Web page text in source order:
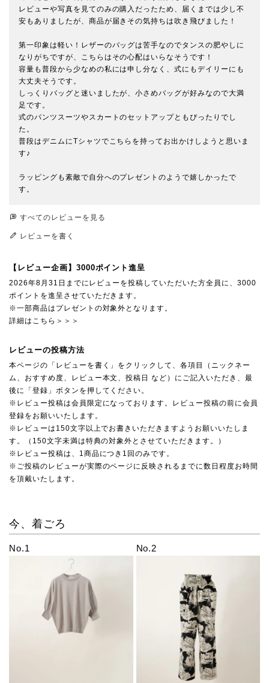
レビューや写真を見てのみの購入だったため、届くまでは少し不
安もありましたが、商品が届きその気持ちは吹き飛びました！
第一印象は軽い！レザーのバッグは苦手なのでタンスの肥やしに
なりがちですが、こちらはその心配はいらなそうです！
容量も普段から少なめの私には申し分なく、式にもデイリーにも
大丈夫そうです。
しっくりバッグと迷いましたが、小さめバッグが好みなので大満
足です。
式のパンツスーツやスカートのセットアップともぴったりでし
た。
普段はデニムにTシャツでこちらを持ってお出かけしようと思いま
す♪
ラッピングも素敵で自分へのプレゼントのようで嬉しかったで
す。
すべてのレビューを見る
レビューを書く
【レビュー企画】3000ポイント進呈
2026年8月31日までにレビューを投稿していただいた方全員に、3000
ポイントを進呈させていただきます。
※一部商品はプレゼントの対象外となります。
詳細はこちら＞＞＞
レビューの投稿方法
本ページの「レビューを書く」をクリックして、各項目（ニックネー
ム、おすすめ度、レビュー本文、投稿日 など）にご記入いただき、最
後に「登録」ボタンを押してください。
※レビュー投稿は会員限定になっております。レビュー投稿の前に会員
登録をお願いいたします。
※レビューは150文字以上でお書きいただきますようお願いいたしま
す。（150文字未満は特典の対象外とさせていただきます。）
※レビュー投稿は、1商品につき1回のみです。
※ご投稿のレビューが実際のページに反映されるまでに数日程度お時間
を頂戴いたします。
今、着ごろ
No.1 No.2